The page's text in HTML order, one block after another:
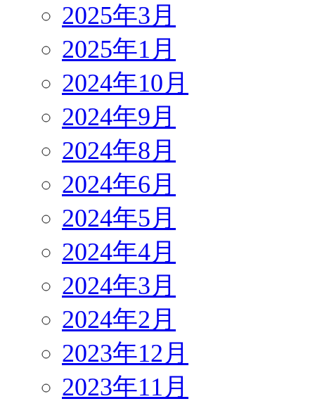
2025年3月
2025年1月
2024年10月
2024年9月
2024年8月
2024年6月
2024年5月
2024年4月
2024年3月
2024年2月
2023年12月
2023年11月